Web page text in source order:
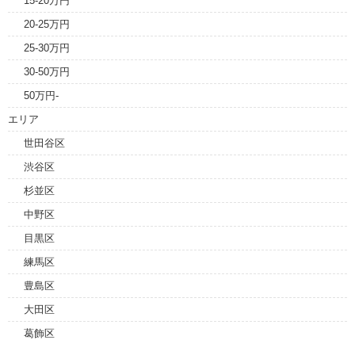
20-25万円
25-30万円
30-50万円
50万円-
エリア
世田谷区
渋谷区
杉並区
中野区
目黒区
練馬区
豊島区
大田区
葛飾区